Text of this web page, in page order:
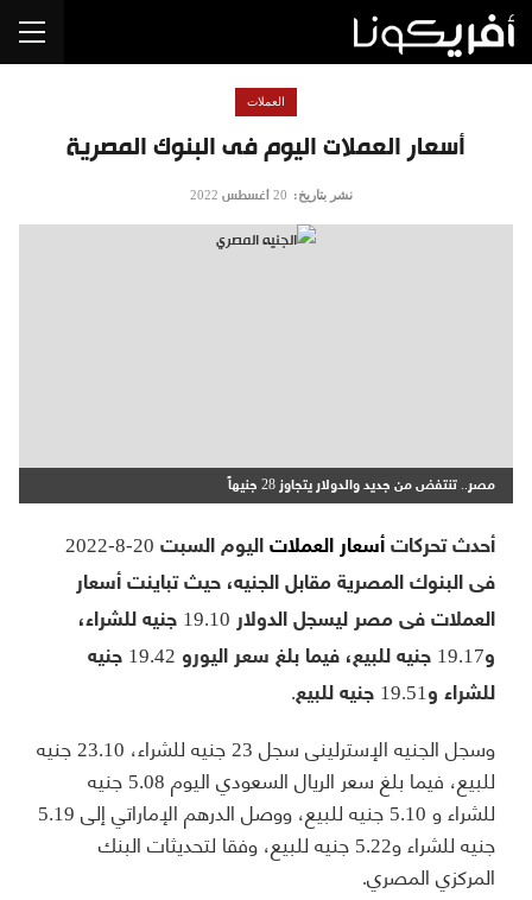
أسعار العملات اليوم فى البنوك المصرية
العملات
نشر بتاريخ: 20 أغسطس 2022
مصر.. تنتفض من جديد والدولار يتجاوز 28 جنيهاً
أحدث تحركات أسعار العملات
اليوم السبت 20-8-2022
فى البنوك المصرية مقابل الجنيه، حيث تباينت أسعار
العملات فى مصر ليسجل الدولار 19.10 جنيه للشراء،
و19.17 جنيه للبيع، فيما بلغ سعر اليورو 19.42 جنيه
للشراء و19.51 جنيه للبيع.
وسجل الجنيه الإسترلينى سجل 23 جنيه للشراء، 23.10 جنيه
للبيع، فيما بلغ سعر الريال السعودي اليوم 5.08 جنيه
للشراء و 5.10 جنيه للبيع، ووصل الدرهم الإماراتي إلى 5.19
جنيه للشراء و5.22 جنيه للبيع، وفقا لتحديثات البنك
المركزي المصري.